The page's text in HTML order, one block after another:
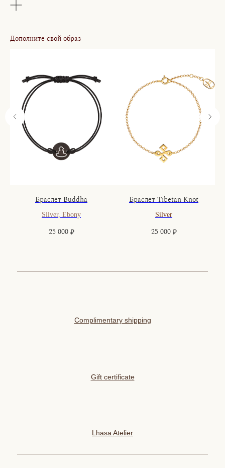
Дополните свой образ
Браслет Buddha
Silver, Ebony
25 000 ₽
Браслет Tibetan Knot
Silver
25 000 ₽
Gift certificate
Complimentary shipping
Lhasa Atelier